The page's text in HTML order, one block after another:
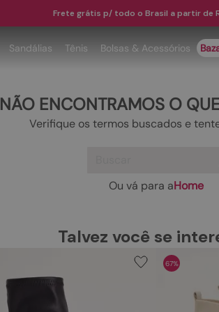
Frete grátis p/ todo o Brasil a partir de
Sandálias Tênis Bolsas & Acessórios
ENCONTRAMOS O
Verifique os termos buscados e
Ou vá para aHome
Talvez você se
67%
1º
2º
9º
TERMOS MAIS BUSCADOS
tenis
sandalia